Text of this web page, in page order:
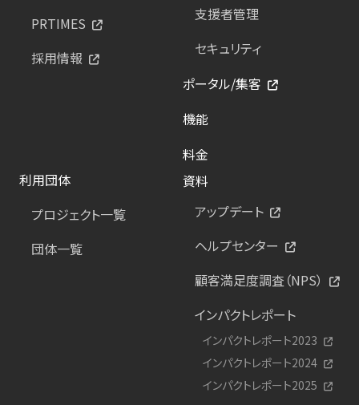
PRTIMES
採用情報
支援者管理
セキュリティ
ポータル/集客
機能
料金
利用団体
プロジェクト一覧
団体一覧
資料
アップデート
ヘルプセンター
顧客満足度調査（NPS）
インパクトレポート
インパクトレポート2023
インパクトレポート2024
インパクトレポート2025